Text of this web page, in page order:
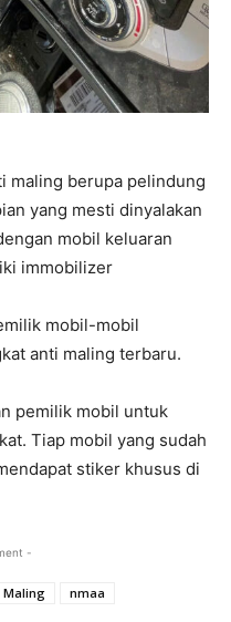
maling berupa pelindung
yang mesti dinyalakan
mobil keluaran
immobilizer
mobil-mobil
anti maling terbaru.
pemilik mobil untuk
Tiap mobil yang sudah
stiker khusus di
-
Maling
nmaa